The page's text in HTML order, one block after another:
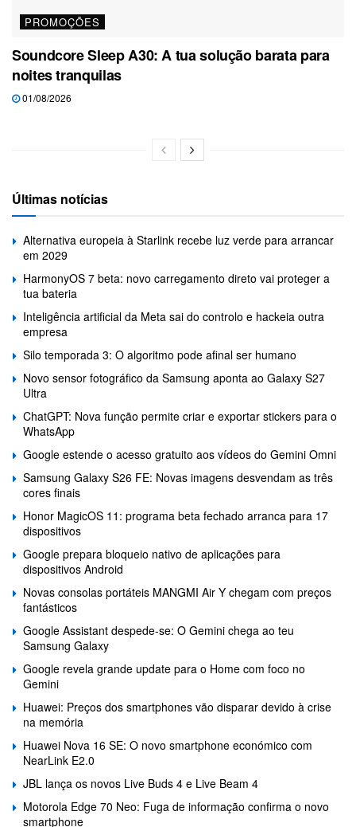
PROMOÇÕES
Soundcore Sleep A30: A tua solução barata para
noites tranquilas
01/08/2026
Últimas notícias
Alternativa europeia à Starlink recebe luz verde para arrancar
em 2029
HarmonyOS 7 beta: novo carregamento direto vai proteger a
tua bateria
Inteligência artificial da Meta sai do controlo e hackeia outra
empresa
Silo temporada 3: O algoritmo pode afinal ser humano
Novo sensor fotográfico da Samsung aponta ao Galaxy S27
Ultra
ChatGPT: Nova função permite criar e exportar stickers para o
WhatsApp
Google estende o acesso gratuito aos vídeos do Gemini Omni
Samsung Galaxy S26 FE: Novas imagens desvendam as três
cores finais
Honor MagicOS 11: programa beta fechado arranca para 17
dispositivos
Google prepara bloqueio nativo de aplicações para
dispositivos Android
Novas consolas portáteis MANGMI Air Y chegam com preços
fantásticos
Google Assistant despede-se: O Gemini chega ao teu
Samsung Galaxy
Google revela grande update para o Home com foco no
Gemini
Huawei: Preços dos smartphones vão disparar devido à crise
na memória
Huawei Nova 16 SE: O novo smartphone económico com
NearLink E2.0
JBL lança os novos Live Buds 4 e Live Beam 4
Motorola Edge 70 Neo: Fuga de informação confirma o novo
smartphone